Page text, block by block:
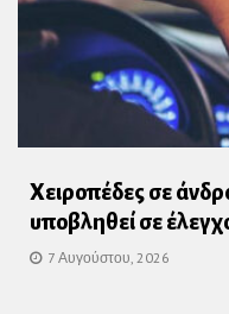
Χειροπέδες σε
υποβληθεί σε
7 Αυγούστου, 2026